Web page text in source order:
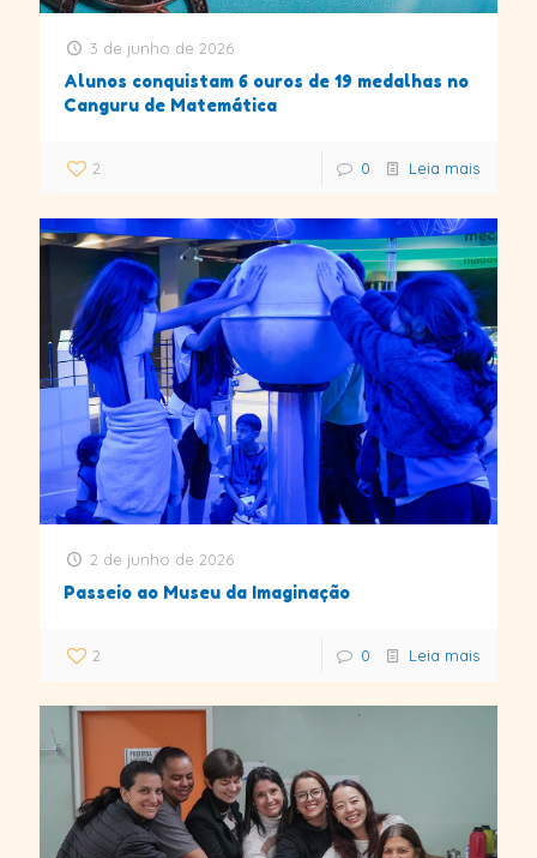
3 de junho de 2026
Alunos conquistam 6 ouros de 19 medalhas no
Canguru de Matemática
2 0 Leia mais
2 de junho de 2026
Passeio ao Museu da Imaginação
2 0 Leia mais